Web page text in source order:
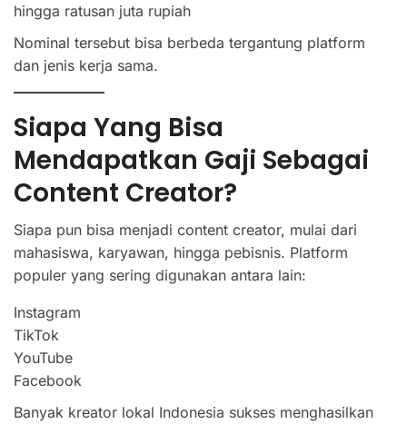
hingga ratusan juta rupiah
Nominal tersebut bisa berbeda tergantung platform
dan jenis kerja sama.
Siapa Yang Bisa
Mendapatkan Gaji Sebagai
Content Creator?
Siapa pun bisa menjadi content creator, mulai dari
mahasiswa, karyawan, hingga pebisnis. Platform
populer yang sering digunakan antara lain:
Instagram
TikTok
YouTube
Facebook
Banyak kreator lokal Indonesia sukses menghasilkan